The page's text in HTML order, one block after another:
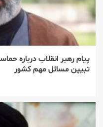
پیام رهبر انقلاب درباره
تبیین مسائل مهم کشور